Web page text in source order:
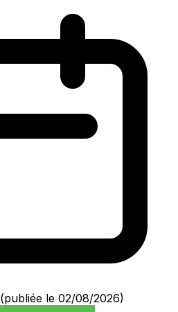
(publiée le 02/08/2026)